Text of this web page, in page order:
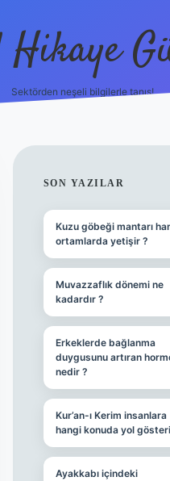
Hikaye
Sektörden neşeli bilgilerle tanış!
SIDEBAR
SON YAZILAR
Kuzu göbeği mantarı
ortamlarda yetişir ?
Muvazzaflık dönemi ne
kadardır ?
Erkeklerde bağlanma
duygusunu artıran
nedir ?
Kur’an-ı Kerim insanlara
hangi konuda yol
Ayakkabı içindeki